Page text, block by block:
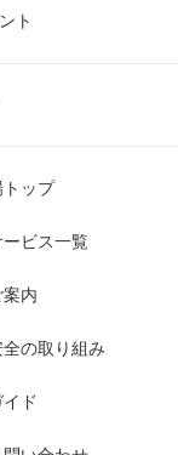
ト
ップ
ビス一覧
内
の取り組み
ド